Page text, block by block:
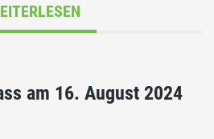
am 16. August 2024